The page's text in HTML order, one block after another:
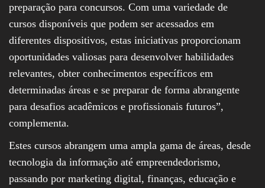
preparação para concursos. Com uma variedade de
cursos disponíveis que podem ser acessados em
diferentes dispositivos, estas iniciativas proporcionam
oportunidades valiosas para desenvolver habilidades
relevantes, obter conhecimentos específicos em
determinadas áreas e se preparar de forma abrangente
para desafios acadêmicos e profissionais futuros”,
complementa.
Estes cursos abrangem uma ampla gama de áreas, desde
tecnologia da informação até empreendedorismo,
passando por marketing digital, finanças, educação e